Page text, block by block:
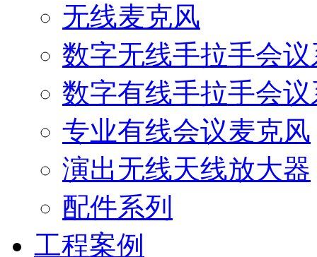
无线麦克风
数字无线手拉手会
数字有线手拉手会
专业有线会议麦克风
演出无线天线放大器
配件系列
工程案例